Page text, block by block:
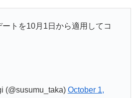
トを10月1日から適用してコ
(@susumu_taka) October 1,